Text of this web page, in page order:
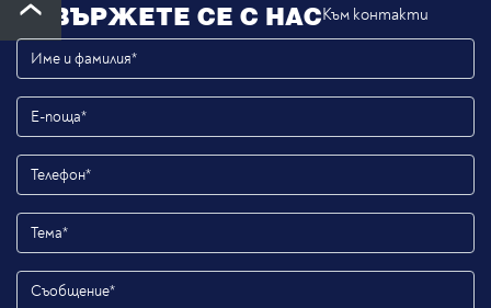
СВЪРЖЕТЕ СЕ С НАСКъм контакти